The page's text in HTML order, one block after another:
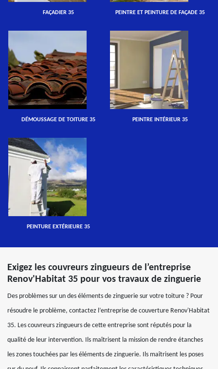
FAÇADIER 35 PEINTRE ET PEINTURE DE FAÇADE 35
DÉMOUSSAGE DE TOITURE 35 PEINTRE INTÉRIEUR 35
PEINTURE EXTÉRIEURE 35
Exigez les couvreurs zingueurs de l’entreprise
Renov'Habitat 35 pour vos travaux de zinguerie
Des problèmes sur un des éléments de zinguerie sur votre toiture ? Pour
résoudre le problème, contactez l’entreprise de couverture Renov'Habitat
35. Les couvreurs zingueurs de cette entreprise sont réputés pour la
qualité de leur intervention. Ils maîtrisent la mission de rendre étanches
les zones touchées par les éléments de zinguerie. Ils maîtrisent les poses